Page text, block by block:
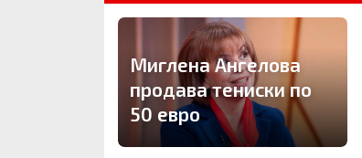
Миглена Ангелова
продава тениски по
50 евро